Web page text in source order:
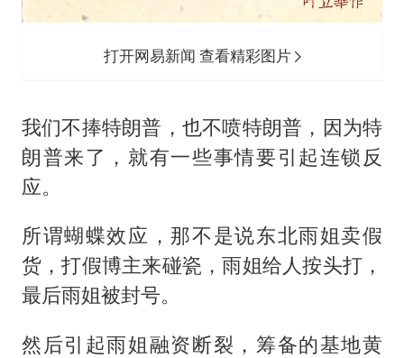
打开网易新闻 查看精彩图片
我们不捧特朗普，也不喷特朗普，因为特
朗普来了，就有一些事情要引起连锁反
应。
所谓蝴蝶效应，那不是说东北雨姐卖假
货，打假博主来碰瓷，雨姐给人按头打，
最后雨姐被封号。
然后引起雨姐融资断裂，筹备的基地黄